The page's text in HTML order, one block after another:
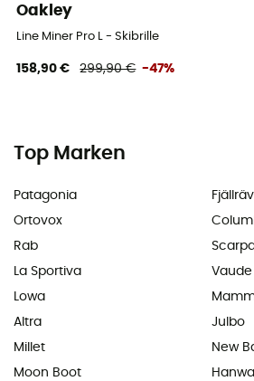
Oakley
Line Miner Pro L - Skibrille
158,90 € 299,90 € -47%
Top Marken
Patagonia
Ortovox
Rab
La Sportiva
Lowa
Altra
Millet
Moon Boot
Vaude
Julbo
New